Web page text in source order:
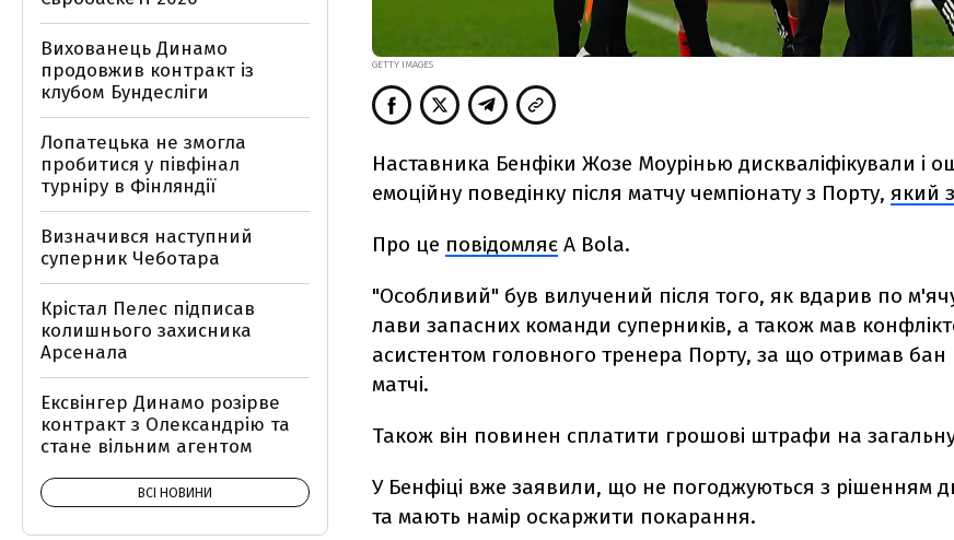
GETTY IMAGES
Наставника Бенфіки Жозе Моурінью дискваліфікували і
емоційну поведінку після матчу чемпіонату з Порту, який
Про це повідомляє A Bola.
"Особливий" був вилучений після того, як вдарив по
лави запасних команди суперників, а також мав
асистентом головного тренера Порту, за що отримав бан
матчі.
Також він повинен сплатити грошові штрафи на загальну
У Бенфіці вже заявили, що не погоджуються з рішенням
та мають намір оскаржити покарання.
Вихованець Динамо
продовжив контракт із
клубом Бундесліги
Лопатецька не змогла
пробитися у півфінал
турніру в Фінляндії
Визначився наступний
суперник Чеботара
Крістал Пелес підписав
колишнього захисника
Арсенала
Ексвінгер Динамо розірве
контракт з Олександрію та
стане вільним агентом
ВСІ НОВИНИ